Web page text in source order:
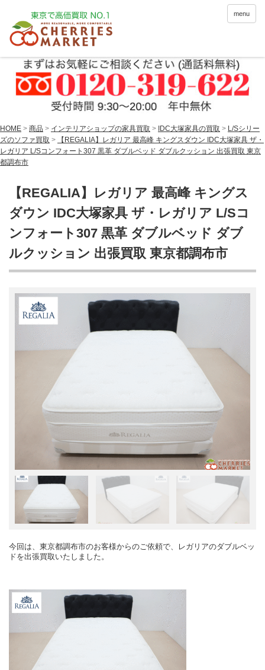
menu
HOME > 商品 > インテリアショップの家具買取 > IDC大塚家具の買取 > L/Sシリー
ズのソファ買取 >
【REGALIA】レガリア 最高峰 キングスダウン IDC大塚家具 ザ・
レガリア L/Sコンフォート307 黒革 ダブルベッド ダブルクッション 出張買取 東京
都調布市
【REGALIA】レガリア 最高峰 キングス
ダウン IDC大塚家具 ザ・レガリア L/Sコ
ンフォート307 黒革 ダブルベッド ダブ
ルクッション 出張買取 東京都調布市
今回は、東京都調布市のお客様からのご依頼で、レガリアのダブルベッ
ドを出張買取いたしました。